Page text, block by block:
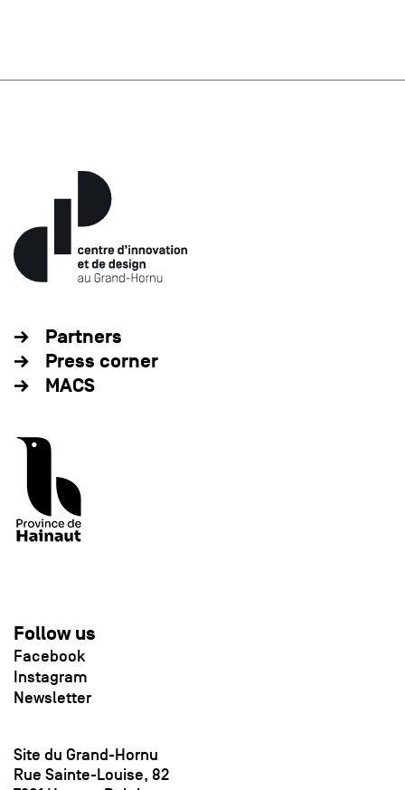
Partners
Press corner
MACS
Follow us
Facebook
Instagram
Newsletter
Site du Grand-Hornu
Rue Sainte-Louise, 82